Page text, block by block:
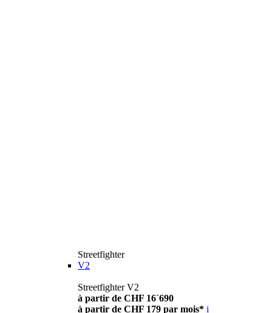
Streetfighter
V2
Streetfighter V2
à partir de CHF 16´690
à partir de CHF 179 par mois* i